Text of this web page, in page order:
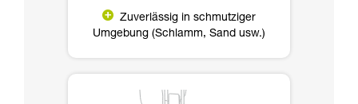
Zuverlässig in schmutziger
Umgebung (Schlamm, Sand usw.)